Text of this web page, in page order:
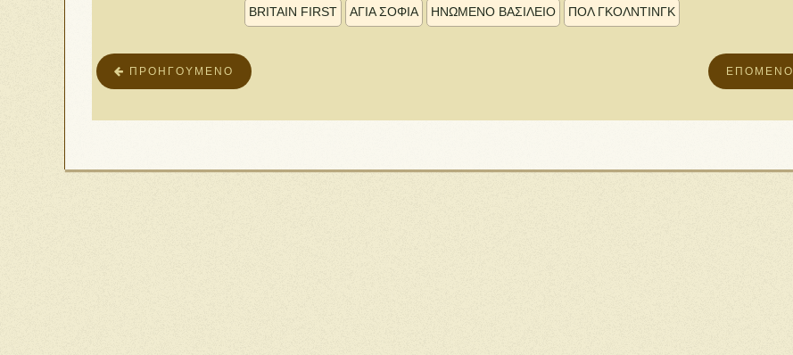
BRITAIN FIRST ΑΓΙΑ ΣΟΦΙΑ ΗΝΩΜΈΝΟ ΒΑΣΊΛΕΙΟ ΠΟΛ ΓΚΌΛΝΤΙΝΓΚ
ΕΠΌΜΕΝΟ
ΠΡΟΗΓΟΎΜΕΝΟ